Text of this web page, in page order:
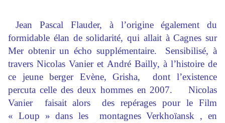
Jean Pascal Flauder, à l’origine
également du
formidable élan de solidarité, qui allait à Cagnes sur
Mer obtenir un écho supplémentaire. Sensibilisé, à
travers Nicolas Vanier et André Bailly, à l’histoire de
ce jeune berger Evène, Grisha, dont l’existence
percuta celle des deux hommes en 2007. Nicolas
Vanier faisait alors des repérages pour le Film
« Loup » dans les montagnes Verkhoïansk , en